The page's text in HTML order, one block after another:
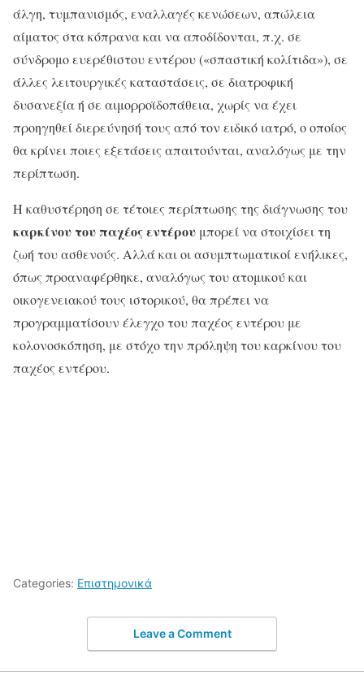
άλγη, τυμπανισμός, εναλλαγές κενώσεων, απώλεια
αίματος στα κόπρανα και να αποδίδονται, π.χ. σε
σύνδρομο ευερέθιστου εντέρου («σπαστική κολίτιδα»), σε
άλλες λειτουργικές καταστάσεις, σε διατροφική
δυσανεξία ή σε αιμορροϊδοπάθεια, χωρίς να έχει
προηγηθεί διερεύνησή τους από τον ειδικό ιατρό, ο οποίος
θα κρίνει ποιες εξετάσεις απαιτούνται, αναλόγως με την
περίπτωση.
Η καθυστέρηση σε τέτοιες περίπτωσης της διάγνωσης του
καρκίνου του παχέος εντέρου μπορεί να στοιχίσει τη
ζωή του ασθενούς. Αλλά και οι ασυμπτωματικοί ενήλικες,
όπως προαναφέρθηκε, αναλόγως του ατομικού και
οικογενειακού τους ιστορικού, θα πρέπει να
προγραμματίσουν έλεγχο του παχέος εντέρου με
κολονοσκόπηση, με στόχο την πρόληψη του καρκίνου του
παχέος εντέρου.
Categories: Επιστημονικά
Leave a Comment